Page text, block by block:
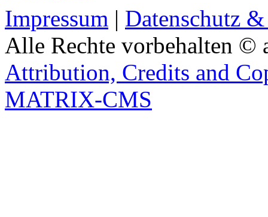
Impressum | Datenschutz
Alle Rechte vorbehalten ©
Attribution, Credits and
MATRIX-CMS